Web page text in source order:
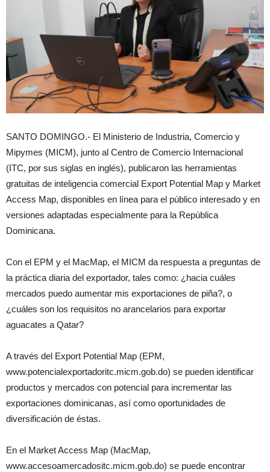
SANTO DOMINGO.- El Ministerio de Industria, Comercio y
Mipymes (MICM), junto al Centro de Comercio Internacional
(ITC, por sus siglas en inglés), publicaron las herramientas
gratuitas de inteligencia comercial Export Potential Map y Market
Access Map, disponibles en línea para el público interesado y en
versiones adaptadas especialmente para la República
Dominicana.
Con el EPM y el MacMap, el MICM da respuesta a preguntas de
la práctica diaria del exportador, tales como: ¿hacia cuáles
mercados puedo aumentar mis exportaciones de piña?, o
¿cuáles son los requisitos no arancelarios para exportar
aguacates a Qatar?
A través del Export Potential Map (EPM,
www.potencialexportadoritc.micm.gob.do) se pueden identificar
productos y mercados con potencial para incrementar las
exportaciones dominicanas, así como oportunidades de
diversificación de éstas.
En el Market Access Map (MacMap,
www.accesoamercadositc.micm.gob.do) se puede encontrar